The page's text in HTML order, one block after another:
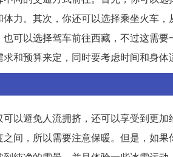
力。其次，你还可以选择乘坐火车
可以选择驾车前往西藏，不过这需
和预算来定，同时要考虑时间和身体
以避免人流拥挤，还可以享受到更
间，所以需要注意保暖。但是，如